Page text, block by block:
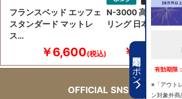
期間限定クーポン 有効期限
※「アウト
ン対象外商
フランスベッド エッフェ
スタンダード マットレ
ス…
￥6,600
N-3000 高密度連続
リング 日本製 羊毛…
￥
OFFICIAL SNS